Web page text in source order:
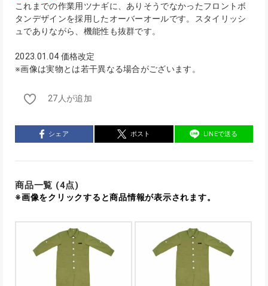
これまでの作業用ツナギに、ありそうでなかったフロントボ
タンデザインを採用したオーバーオールです。スタイリッシ
ュでありながら、機能性も抜群です。
2023.01.04 価格改定
※画像は実物とは若干異なる場合がございます。
27人が追加
シェア ポスト LINEで送る
商品一覧 (4点)
※画像をクリックすると商品情報が表示されます。